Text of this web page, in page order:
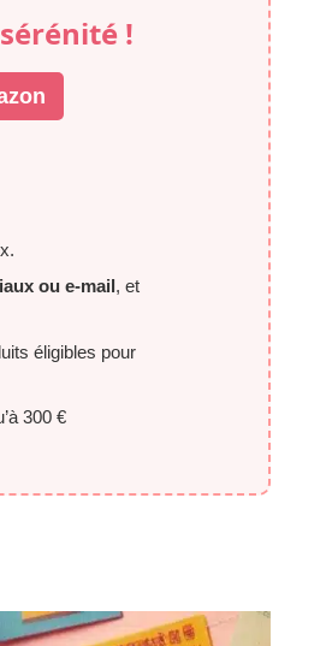
!
ou e-mail, et
éligibles pour
300 €